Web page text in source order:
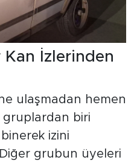
Kan İzlerinden
ulaşmadan hemen
gruplardan biri
izini
grubun üyeleri